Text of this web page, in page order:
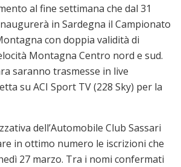
al fine settimana che dal 31
in Sardegna il Campionato
con doppia validità di
Montagna Centro nord e sud.
saranno trasmesse in live
su ACI Sport TV (228 Sky) per la
dell’Automobile Club Sassari
in ottimo numero le iscrizioni che
27 marzo. Tra i nomi confermati